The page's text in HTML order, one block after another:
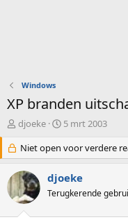
Windows
XP branden
O
d
e
r
w
e
djoeke
S
a
r
d
a
5 mrt 2003
Niet open voor verdere
djoeke
Terugkerende